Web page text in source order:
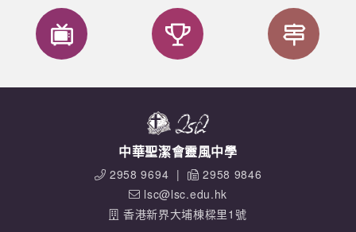
中華聖潔會靈風中學
2958 9694 |
2958 9846
lsc@lsc.edu.hk
香港新界大埔棟樑里1號